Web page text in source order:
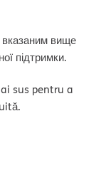
вище
підтримки.
sus pentru a